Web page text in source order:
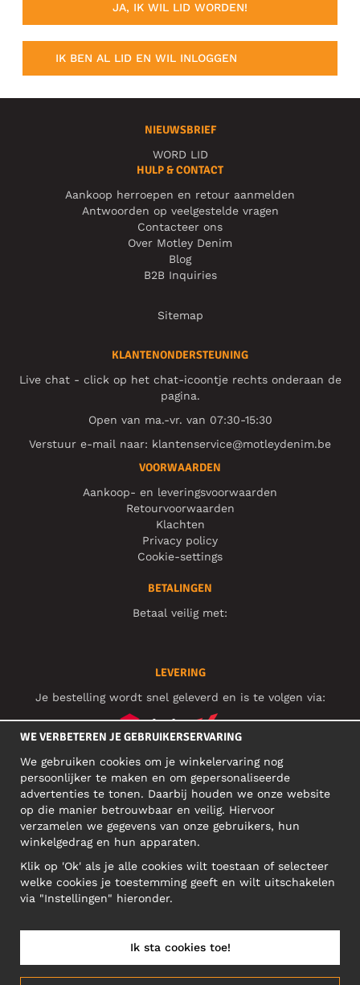
JA, IK WIL LID WORDEN!
IK BEN AL LID EN WIL INLOGGEN
NIEUWSBRIEF
WORD LID
HULP & CONTACT
Aankoop herroepen en retour aanmelden
Antwoorden op veelgestelde vragen
Contacteer ons
Over Motley Denim
Blog
B2B Inquiries
Sitemap
KLANTENONDERSTEUNING
Live chat - click op het chat-icoontje rechts onderaan de
pagina.
Open van ma.-vr. van 07:30-15:30
Verstuur e-mail naar: klantenservice@motleydenim.be
VOORWAARDEN
Aankoop- en leveringsvoorwaarden
Retourvoorwaarden
Klachten
Privacy policy
Cookie-settings
BETALINGEN
Betaal veilig met:
LEVERING
Je bestelling wordt snel geleverd en is te volgen via:
SOCIAL MEDIA
ZAKELIJK ADRES
Narva mnt 5, EE-10117 Tallinn
Reg: 12356245
WE VERBETEREN JE GEBRUIKERSERVARING
We gebruiken cookies om je winkelervaring nog
persoonlijker te maken en om gepersonaliseerde
advertenties te tonen. Daarbij houden we onze website
op die manier betrouwbaar en veilig. Hiervoor
verzamelen we gegevens van onze gebruikers, hun
winkelgedrag en hun apparaten.
Klik op 'Ok' als je alle cookies wilt toestaan of selecteer
welke cookies je toestemming geeft en wilt uitschakelen
via "Instellingen" hieronder.
Ik sta cookies toe!